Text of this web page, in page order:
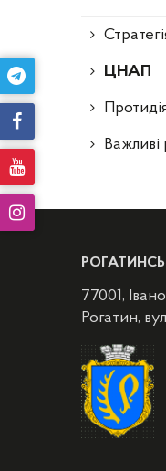
ЦНАП
Важливі
77001,
Рогатин,